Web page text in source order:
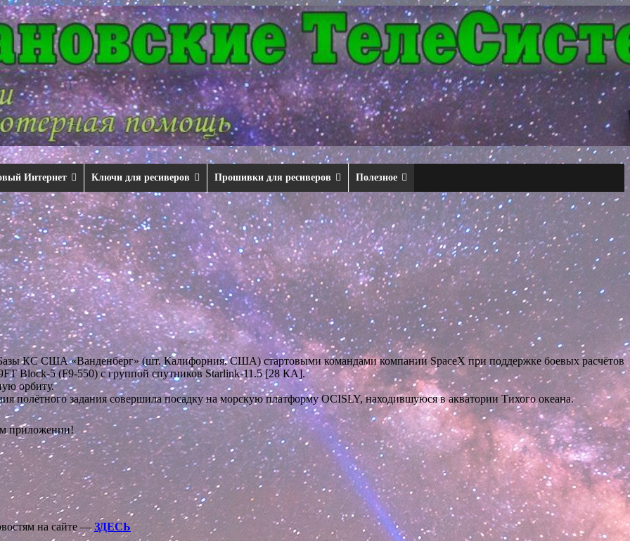
Интернет Ключи для ресиверов Прошивки для ресиверов Полезное
КС США «Ванденберг» (шт. Калифорния, США) стартовыми командами компании SpaceX при поддержке боевых расчётов
Block-5 (F9-550) с группой спутников Starlink-11.5 [28 КА].
орбиту.
полётного задания совершила посадку на морскую платформу OCISLY, находившуюся в акватории Тихого океана.
приложении!
на сайте —ЗДЕСЬ